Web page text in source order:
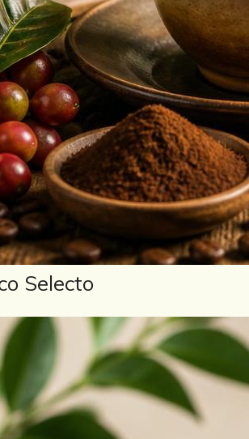
Selecto